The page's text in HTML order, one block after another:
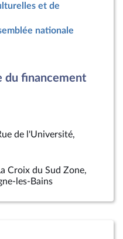
et de
nationale
du financement
de l'Université,
Croix du Sud Zone,
les-Bains